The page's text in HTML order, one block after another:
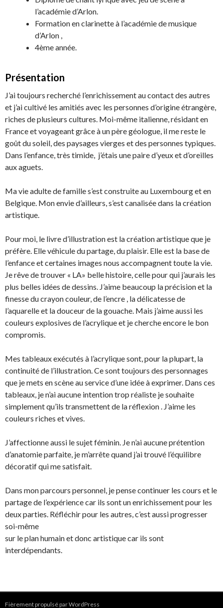
l’académie d’Arlon.
Formation en clarinette à l’académie de musique
d’Arlon ,
4ème année.
Présentation
J’ai toujours recherché l’enrichissement au contact des autres
et j’ai cultivé les amitiés avec les personnes d’origine étrangère,
riches de plusieurs cultures. Moi-même italienne, résidant en
France et voyageant grâce à un père géologue, il me reste le
goût du soleil, des paysages vierges et des personnes typiques.
Dans l’enfance, très timide, j’étais une paire d’yeux et d’oreilles
aux aguets.
Ma vie adulte de famille s’est construite au Luxembourg et en
Belgique. Mon envie d’ailleurs, s’est canalisée dans la création
artistique.
Pour moi, le livre d’illustration est la création artistique que je
préfère. Elle véhicule du partage, du plaisir. Elle est la base de
l’enfance et certaines images nous accompagnent toute la vie.
Je rêve de trouver « LA» belle histoire, celle pour qui j’aurais les
plus belles idées de dessins. J’aime beaucoup la précision et la
finesse du crayon couleur, de l’encre , la délicatesse de
l’aquarelle et la douceur de la gouache. Mais j’aime aussi les
couleurs explosives de l’acrylique et je cherche encore le bon
compromis.
Mes tableaux exécutés à l’acrylique sont, pour la plupart, la
continuité de l’illustration. Ce sont toujours des personnages
que je mets en scène au service d’une idée à exprimer. Dans ces
tableaux, je n’ai aucune intention trop réaliste je souhaite
simplement qu’ils transmettent de la réflexion . J’aime les
couleurs riches et vives.
J’affectionne aussi le sujet féminin. Je n’ai aucune prétention
d’anatomie parfaite, je m’arrête quand j’ai trouvé l’équilibre
décoratif qui me satisfait.
Dans mon parcours personnel, je pense continuer les cours et le
partage de l’expérience car ils sont un enrichissement pour les
deux parties. Réfléchir pour les autres, c’est aussi progresser
soi-même
sur le plan humain et donc artistique car ils sont
interdépendants.
Fièrement propulsé par WordPress